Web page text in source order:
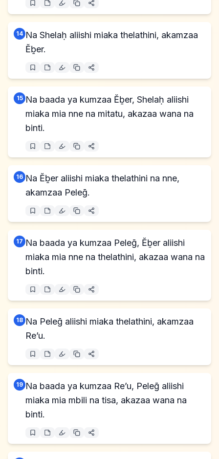
14 Na Shelaḥ aliishi miaka thelathini, akamzaa
Ĕḇer.
15 Na baada ya kumzaa Ĕḇer, Shelaḥ aliishi
miaka mia nne na mitatu, akazaa wana na
binti.
16 Na Ĕḇer aliishi miaka thelathini na nne,
akamzaa Peleḡ.
17 Na baada ya kumzaa Peleḡ, Ĕḇer aliishi
miaka mia nne na thelathini, akazaa wana na
binti.
18 Na Peleḡ aliishi miaka thelathini, akamzaa
Re’u.
19 Na baada ya kumzaa Re’u, Peleḡ aliishi
miaka mia mbili na tisa, akazaa wana na
binti.